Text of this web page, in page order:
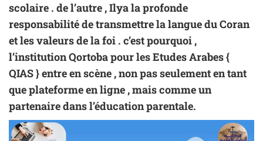
scolaire . de l’autre , Ilya la profonde
responsabilité de transmettre la langue du Coran
et les valeurs de la foi . c’est pourquoi ,
l’institution Qortoba pour les Etudes Arabes {
QIAS } entre en scène , non pas seulement en tant
que plateforme en ligne , mais comme un
partenaire dans l’éducation parentale.